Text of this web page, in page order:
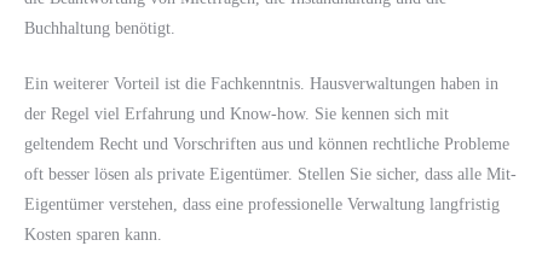
Buchhaltung benötigt.
Ein weiterer Vorteil ist die Fachkenntnis. Hausverwaltungen haben in
der Regel viel Erfahrung und Know-how. Sie kennen sich mit
geltendem Recht und Vorschriften aus und können rechtliche Probleme
oft besser lösen als private Eigentümer. Stellen Sie sicher, dass alle Mit-
Eigentümer verstehen, dass eine professionelle Verwaltung langfristig
Kosten sparen kann.